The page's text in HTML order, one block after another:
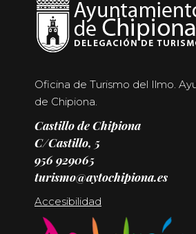
Oficina de Turismo del Ilmo.
de Chipiona.
Castillo de Chipiona
C/Castillo, 5
956 929065
turismo@aytochipiona.es
Accesibilidad